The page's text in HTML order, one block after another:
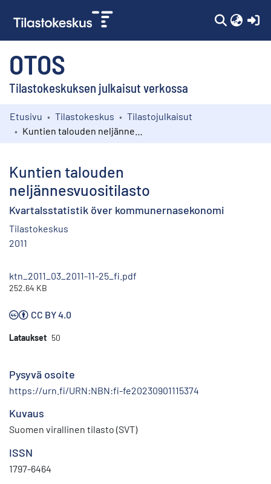
OTOS
Tilastokeskuksen julkaisut verkossa
Kokoelmat
Etusivu Tilastokeskus
Tilastojulkaisut
Kuntien talouden
neljännesvuositilasto
Kvartalsstatistik över kommunernasekonomi
Tilastokeskus
2011
ktn_2011_03_2011-11-25_fi.pdf
252.64 KB
CC BY 4.0
Lataukset 50
Pysyvä osoite
https://urn.fi/URN:NBN:fi-fe20230901115374
Kuvaus
Suomen virallinen tilasto (SVT)
ISSN
1797-6464